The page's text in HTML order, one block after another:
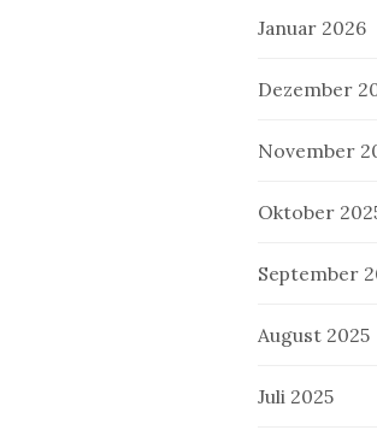
Januar 2026
Dezember
November
Oktober
September
August 2025
Juli 2025